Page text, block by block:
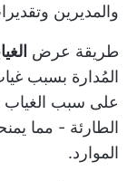
والمديرين
طريقة عرض
المُدارة بسبب
على سبب الغياب -
الطارئة - مما
الموارد.